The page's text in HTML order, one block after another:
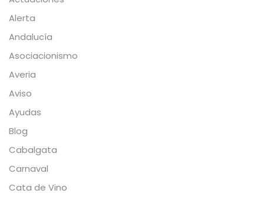
Alerta
Andalucía
Asociacionismo
Averia
Aviso
Ayudas
Blog
Cabalgata
Carnaval
Cata de Vino